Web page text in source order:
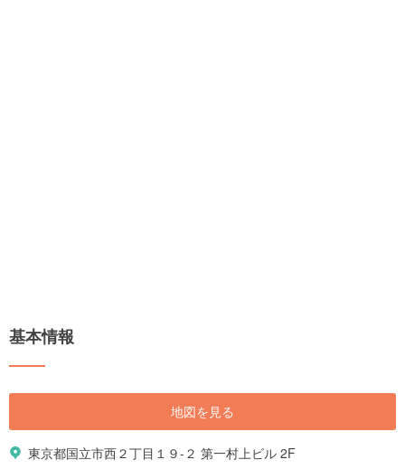
基本情報
地図を見る
東京都国立市西２丁目１９-２ 第一村上ビル 2F